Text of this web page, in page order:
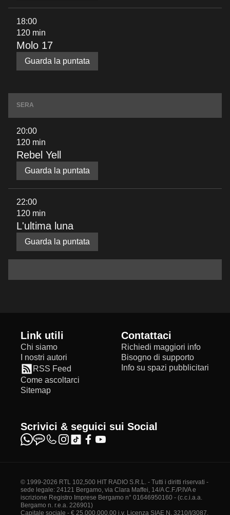
18:00
120 min
Molo 17
Guarda la puntata
SERA
20:00
120 min
Rebel Yell
Guarda la puntata
22:00
120 min
L'ultima luna
Guarda la puntata
Link utili
Chi siamo
I nostri autori
RSS Feed
Come ascoltarci
Sitemap
Contattaci
Richiedi maggiori info
Bisogno di supporto
Info su spazi pubblicitari
Scrivici & seguici sui Social
© 1999-2026 RTL 102,500 HIT RADIO S.R.L. - Tutti i diritti riservati -
sede legale: 24121 Bergamo, via Clara Maffei, 14/A C.F./P.IVA e
iscrizione Registro Imprese Bergamo n° 01646950160 - (c.c.i.a.a.
Bergamo n. r.e.a. 226901)
Capitale sociale - € 25.000.000,00 i.v. Licenza SIAE N. 3210/I/3087.